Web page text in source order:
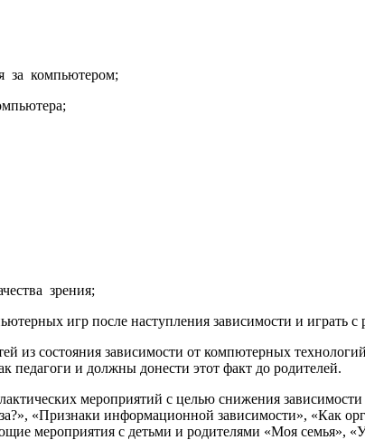
за компьютером;
зрения;
игр после наступления зависимости и играть с
состояния зависимости от компютерных
педагоги и должны донести этот факт до родителей.
мероприятий с целью снижения
«Признаки информационной зависимости», «Как
мероприятия с детьми и родителями «Моя семья»,